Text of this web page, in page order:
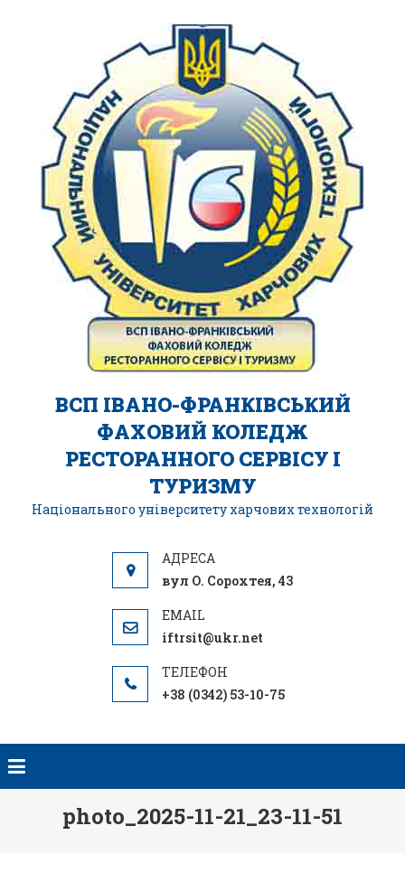
ВСП ІВАНО-ФРАНКІВСЬКИЙ
ФАХОВИЙ КОЛЕДЖ
РЕСТОРАННОГО СЕРВІСУ І
ТУРИЗМУ
Національного університету харчових технологій
вул О. Сорохтея, 43
iftrsit@ukr.net
+38 (0342) 53-10-75
photo_2025-11-21_23-11-51